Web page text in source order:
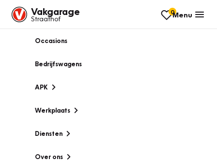
Vakgarage
Straathof
0Menu
Occasions
Bedrijfswagens
APK
Werkplaats
Diensten
Over ons